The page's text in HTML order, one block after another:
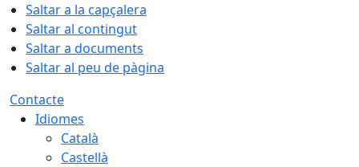
Saltar a la capçalera
Saltar al contingut
Saltar a documents
Saltar al peu de pàgina
Contacte
Idiomes
Català
Castellà